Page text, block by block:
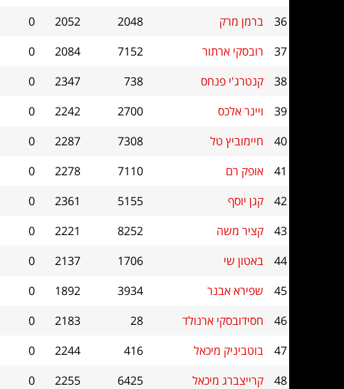
36
ברמן מרק 2048
2052
0
37
רובסקי ארתור 7152
2084
0
38
קנטרג'י פנחס 738
2347
0
39
ויינר אלכס 2700
2242
0
40
חיימוביץ טל 7308
2287
0
41
אופק רם 7110
2278
0
42
קגן יוסף 5155
2361
0
43
קציר משה 8252
2221
0
44
באטון שי 1706
2137
0
45
שפירא אבנר 3934
1892
0
46
חסידובסקי ארנולד 28
2183
0
47
בוטביניק מיכאל 416
2244
0
48
קרייצברג מיכאל 6425
2255
0